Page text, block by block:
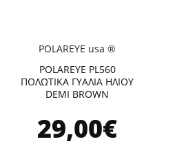
POLAREYE usa ®
POLAREYE PL560
ΠΟΛΩΤΙΚΑ ΓΥΑΛΙΑ ΗΛΙΟΥ
DEMI BROWN
29,00€